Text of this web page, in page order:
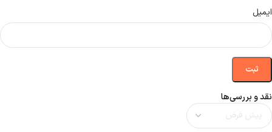
نقد و بررسی‌ها
ایمیل